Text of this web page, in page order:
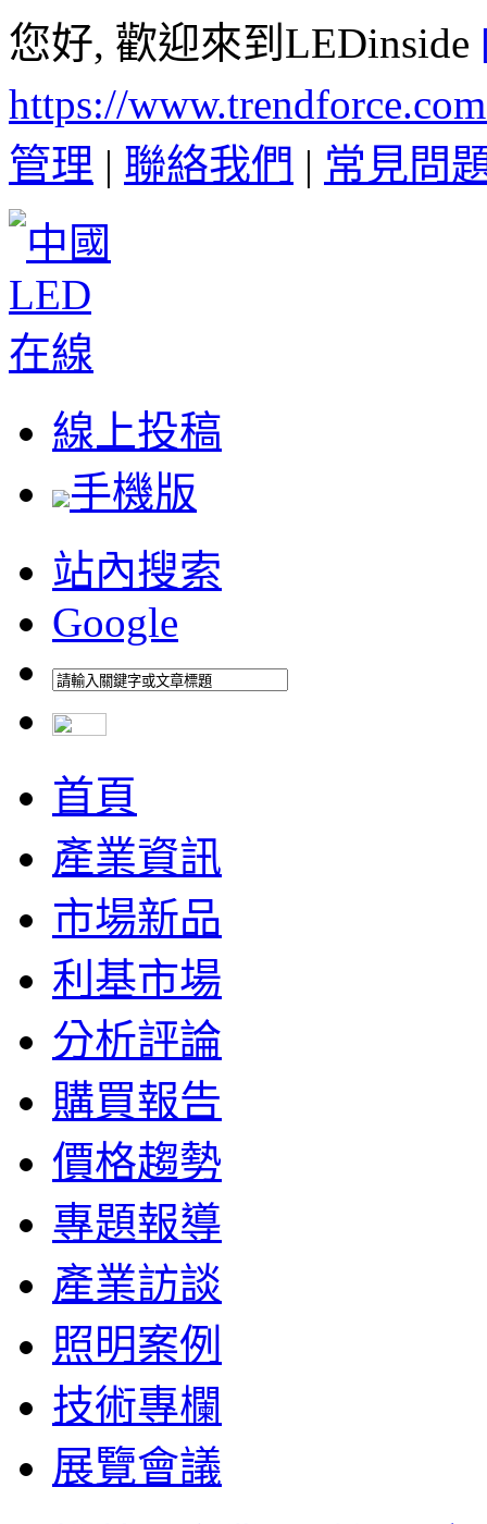
您好, 歡迎來到LEDinside
https://
管理 | 聯絡我們 | 常見問
線上投稿
手機版
站內搜索
Google
首頁
產業資訊
市場新品
利基市場
分析評論
購買報告
價格趨勢
專題報導
產業訪談
照明案例
技術專欄
展覽會議